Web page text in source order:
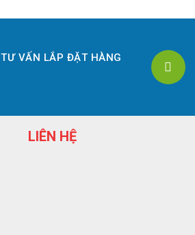
TƯ VẤN LẮP ĐẶT HÀNG
LIÊN HỆ